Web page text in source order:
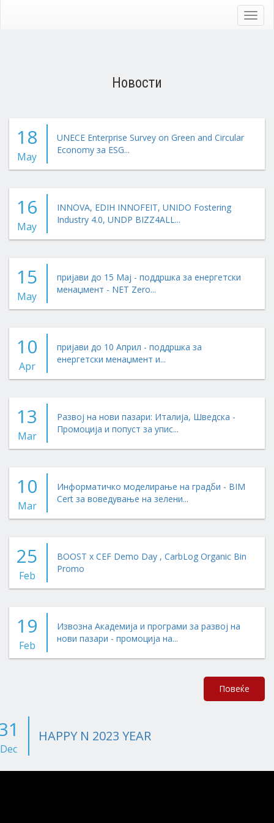
Новости
18
May
UNECE Enterprise Survey on Green and Circular
Economy за ESG...
16
May
INNOVA, EDIH INNOFEIT, UNIDO Fostering
Industry 4.0, UNDP BIZZ4ALL...
15
May
пријави до 15 Мај - поддршка за енергетски
менаџмент - NET Zero...
10
Apr
пријави до 10 Април - поддршка за
енергетски менаџмент и...
13
Mar
Развој на нови пазари: Италија, Шведска -
Промоција и попуст за упис...
10
Mar
Информатичко моделирање на градби - BIM
Cert за воведување на зелени...
25
Feb
BOOST x CEF Demo Day , CarbLog Organic Bin
Promo
19
Feb
Извозна Академија и програми за развој на
нови пазари - промоција на...
Повеќе
Dec
HAPPY N 2023 YEAR